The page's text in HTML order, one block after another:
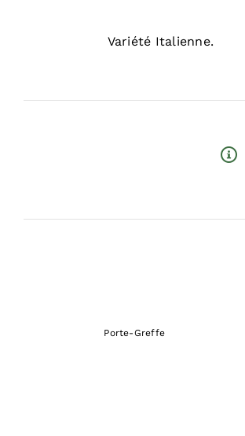
Variété Italienne.
Porte-Greffe